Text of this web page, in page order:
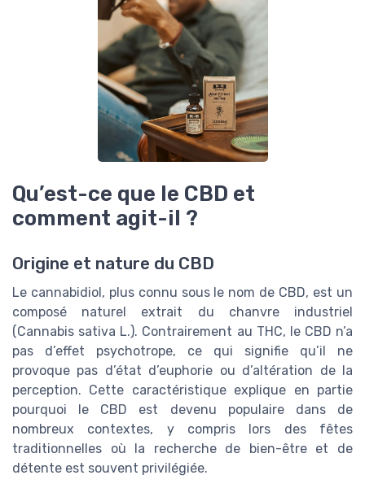
Qu’est-ce que le CBD et
comment agit-il ?
Origine et nature du CBD
Le cannabidiol, plus connu sous le nom de CBD, est un
composé naturel extrait du chanvre industriel
(Cannabis sativa L.). Contrairement au THC, le CBD n’a
pas d’effet psychotrope, ce qui signifie qu’il ne
provoque pas d’état d’euphorie ou d’altération de la
perception. Cette caractéristique explique en partie
pourquoi le CBD est devenu populaire dans de
nombreux contextes, y compris lors des fêtes
traditionnelles où la recherche de bien-être et de
détente est souvent privilégiée.